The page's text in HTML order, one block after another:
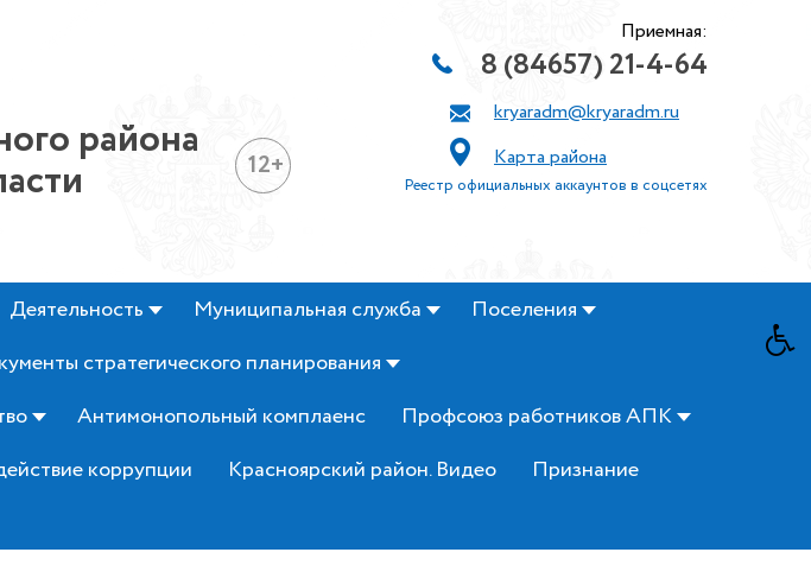
района 12+
Приемная:
8 (84657) 21-4-64
kryaradm@kryaradm.ru
Карта района
Реестр официальных аккаунтов в соцсетях
Деятельность Муниципальная служба
Поселения
стратегического планирования
Антимонопольный комплаенс
Профсоюз работников АПК
коррупции Красноярский район. Видео
Признание